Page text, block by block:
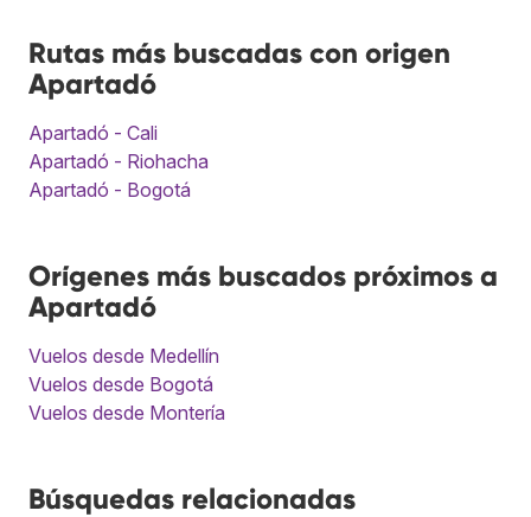
Rutas más buscadas con origen
Apartadó
Apartadó - Cali
Apartadó - Riohacha
Apartadó - Bogotá
Orígenes más buscados próximos a
Apartadó
Vuelos desde Medellín
Vuelos desde Bogotá
Vuelos desde Montería
Búsquedas relacionadas